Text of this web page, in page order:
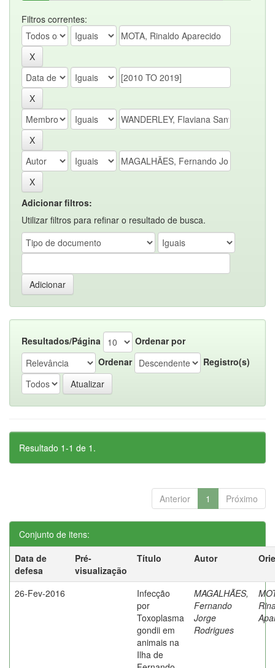
Filtros correntes:
Adicionar filtros:
Utilizar filtros para refinar o resultado de busca.
Resultados/Página
Ordenar por
Ordenar
Registro(s)
Resultado 1-1 de 1.
Anterior 1 Próximo
Conjunto de itens:
Data de
defesa
Pré-
visualização
Título Autor
26-Fev-2016
Infecção
por
Toxoplasma
gondii em
animais na
Ilha de
MAGALHÃES,
Fernando
Jorge
Rodrigues